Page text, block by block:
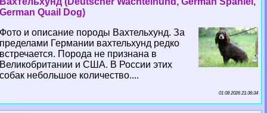
German Quail Dog)
Фото и описание породы Вахтельхунд. За
пределами Германии вахтельхунд редко
встречается. Порода не признана в
Великобритании и США. В России этих
собак небольшое количество....
01 08 2026 21:36:34